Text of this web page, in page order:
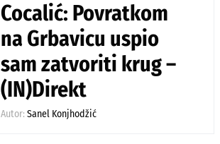
Cocalić: Povratkom
na Grbavicu uspio
sam zatvoriti krug –
(IN)Direkt
Autor:Sanel Konjhodžić